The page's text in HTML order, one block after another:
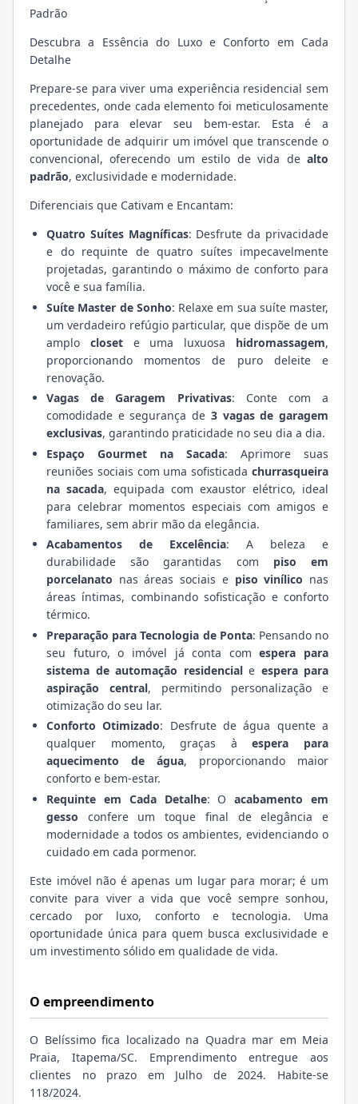
Padrão
Descubra a Essência do Luxo e Conforto em Cada
Detalhe
Prepare-se para viver uma experiência residencial sem
precedentes, onde cada elemento foi meticulosamente
planejado para elevar seu bem-estar. Esta é a
oportunidade de adquirir um imóvel que transcende o
convencional, oferecendo um estilo de vida de alto
padrão, exclusividade e modernidade.
Diferenciais que Cativam e Encantam:
Quatro Suítes Magníficas: Desfrute da privacidade
e do requinte de quatro suítes impecavelmente
projetadas, garantindo o máximo de conforto para
você e sua família.
Suíte Master de Sonho: Relaxe em sua suíte master,
um verdadeiro refúgio particular, que dispõe de um
amplo closete uma luxuosa hidromassagem,
proporcionando momentos de puro deleite e
renovação.
Vagas de Garagem Privativas: Conte com a
comodidade e segurança de 3 vagas de garagem
exclusivas, garantindo praticidade no seu dia a dia.
Espaço Gourmet na Sacada: Aprimore suas
reuniões sociais com uma sofisticada churrasqueira
na sacada, equipada com exaustor elétrico, ideal
para celebrar momentos especiais com amigos e
familiares, sem abrir mão da elegância.
Acabamentos de Excelência: A beleza e
durabilidade são garantidas com piso em
porcelanato nas áreas sociais e piso vinílico nas
áreas íntimas, combinando sofisticação e conforto
térmico.
Preparação para Tecnologia de Ponta: Pensando no
seu futuro, o imóvel já conta comespera para
sistema de automação residenciale espera para
aspiração central, permitindo personalização e
otimização do seu lar.
Conforto Otimizado: Desfrute de água quente a
qualquer momento, graças àespera para
aquecimento de água, proporcionando maior
conforto e bem-estar.
Requinte em Cada Detalhe: Oacabamento em
gesso confere um toque final de elegância e
modernidade a todos os ambientes, evidenciando o
cuidado em cada pormenor.
Este imóvel não é apenas um lugar para morar; é um
convite para viver a vida que você sempre sonhou,
cercado por luxo, conforto e tecnologia. Uma
oportunidade única para quem busca exclusividade e
um investimento sólido em qualidade de vida.
O empreendimento
O Belíssimo fica localizado na Quadra mar em Meia
Praia, Itapema/SC. Emprendimento entregue aos
clientes no prazo em Julho de 2024. Habite-se
118/2024.